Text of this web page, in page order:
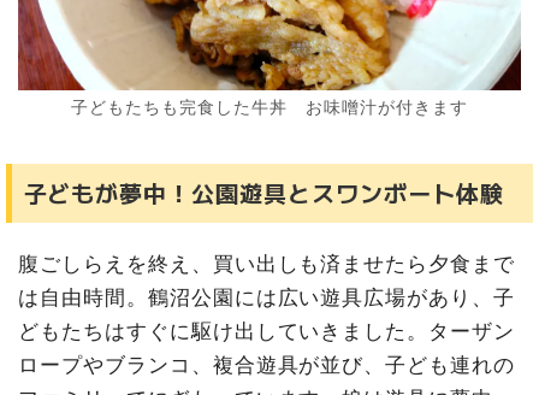
子どもたちも完食した牛丼 お味噌汁が付きます
子どもが夢中！公園遊具とスワンボート体験
腹ごしらえを終え、買い出しも済ませたら夕食まで
は自由時間。鶴沼公園には広い遊具広場があり、子
どもたちはすぐに駆け出していきました。ターザン
ロープやブランコ、複合遊具が並び、子ども連れの